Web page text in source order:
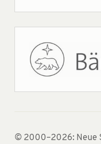
© 2000–2026: Neue